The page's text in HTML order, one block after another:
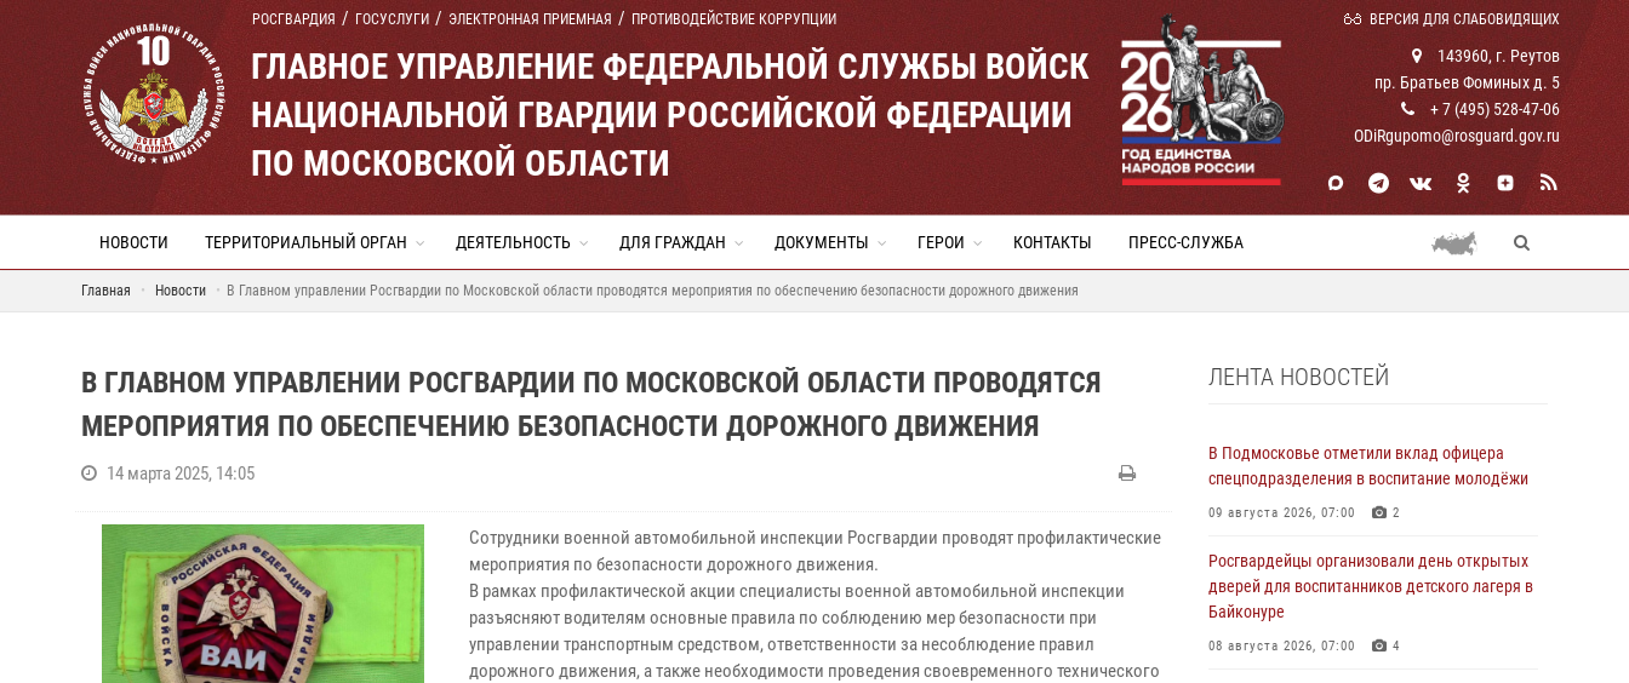
РОСГВАРДИЯ ГОСУСЛУГИ ЭЛЕКТРОННАЯ ПРИЕМНАЯ ПРОТИВОДЕЙСТВИЕ КОРРУПЦИИ ВЕРСИЯ ДЛЯ СЛАБОВИДЯЩИХ
ГЛАВНОЕ УПРАВЛЕНИЕ ФЕДЕРАЛЬНОЙ СЛУЖБЫ ВОЙСК
НАЦИОНАЛЬНОЙ ГВАРДИИ РОССИЙСКОЙ ФЕДЕРАЦИИ
ПО МОСКОВСКОЙ ОБЛАСТИ
143960, г. Реутов
пр. Братьев Фоминых д. 5
+ 7 (495) 528-47-06
ODiRgupomo@rosguard.gov.ru
НОВОСТИ ТЕРРИТОРИАЛЬНЫЙ ОРГАН ДЕЯТЕЛЬНОСТЬ ДЛЯ ГРАЖДАН ДОКУМЕНТЫ ГЕРОИ КОНТАКТЫ ПРЕСС-СЛУЖБА
Главная Новости В Главном управлении Росгвардии по Московской области проводятся мероприятия по обеспечению безопасности дорожного движения
В ГЛАВНОМ УПРАВЛЕНИИ РОСГВАРДИИ ПО МОСКОВСКОЙ ОБЛАСТИ ПРОВОДЯТСЯ
МЕРОПРИЯТИЯ ПО ОБЕСПЕЧЕНИЮ БЕЗОПАСНОСТИ ДОРОЖНОГО ДВИЖЕНИЯ
14 марта 2025, 14:05
Сотрудники военной автомобильной инспекции Росгвардии проводят профилактические
мероприятия по безопасности дорожного движения.
В рамках профилактической акции специалисты военной автомобильной инспекции
разъясняют водителям основные правила по соблюдению мер безопасности при
управлении транспортным средством, ответственности за несоблюдение правил
дорожного движения, а также необходимости проведения своевременного технического
ЛЕНТА НОВОСТЕЙ
В Подмосковье отметили вклад офицера
спецподразделения в воспитание молодёжи
09 августа 2026, 07:00 2
Росгвардейцы организовали день открытых
дверей для воспитанников детского лагеря в
Байконуре
08 августа 2026, 07:00 4